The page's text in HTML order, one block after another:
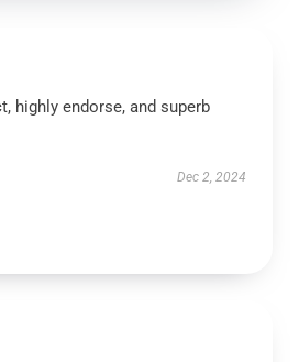
highly endorse, and superb
Dec 2, 2024